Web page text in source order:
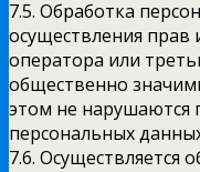
7.5. Обработка
осуществления прав
оператора или
общественно
этом не нарушаются
персональных
7.6. Осуществляется